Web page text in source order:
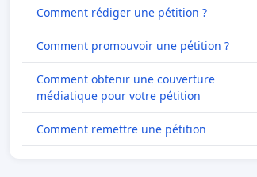
Comment rédiger une pétition ?
Comment promouvoir une pétition ?
Comment obtenir une couverture
médiatique pour votre pétition
Comment remettre une pétition